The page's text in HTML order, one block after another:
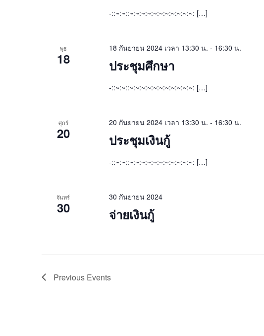
-::~:~::~:~:~:~:~:~:~:~:~:~:~: […]
พุธ
18
18 กันยายน 2024 เวลา 13:30 น. - 16:30 น.
ประชุมศึกษา
-::~:~::~:~:~:~:~:~:~:~:~:~:~: […]
ศุกร์
20
20 กันยายน 2024 เวลา 13:30 น. - 16:30 น.
ประชุมเงินกู้
-::~:~::~:~:~:~:~:~:~:~:~:~:~: […]
จันทร์
30
30 กันยายน 2024
จ่ายเงินกู้
Previous Events